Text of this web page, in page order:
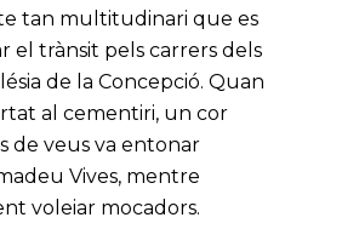
tan multitudinari que es
el trànsit pels carrers dels
de la Concepció. Quan
al cementiri, un cor
de veus va entonar
Vives, mentre
voleiar mocadors.